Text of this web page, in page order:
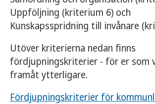
Uppföljning (kriterium 6) och
Kunskapsspridning till invånare
Utöver kriterierna nedan finns
fördjupningskriterier - för er som
framåt ytterligare.
Fördjupningskriterier för